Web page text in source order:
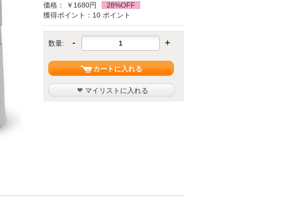
価格： ￥1680円
28%OFF
獲得ポイント：10 ポイント
数量: - +
カートに入れる
マイリストに入れる